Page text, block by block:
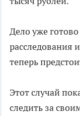
Дело уже
расследования
теперь
Этот случай
следить за